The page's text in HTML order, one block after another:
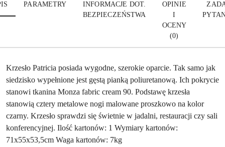
PARAMETRY
INFORMACJE DOT.
BEZPIECZEŃSTWA
OPINIE
I
OCENY
(0)
Krzesło Patricia posiada wygodne, szerokie oparcie. Tak samo jak
siedzisko wypełnione jest gęstą pianką poliuretanową. Ich pokrycie
stanowi tkanina Monza fabric cream 90. Podstawę krzesła
stanowią cztery metalowe nogi malowane proszkowo na kolor
czarny. Krzesło sprawdzi się świetnie w jadalni, restauracji czy sali
konferencyjnej. Ilość kartonów: 1 Wymiary kartonów:
71x55x53,5cm Waga kartonów: 7kg